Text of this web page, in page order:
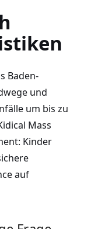
Baden-
und
um bis zu
Mass
Kinder
auf